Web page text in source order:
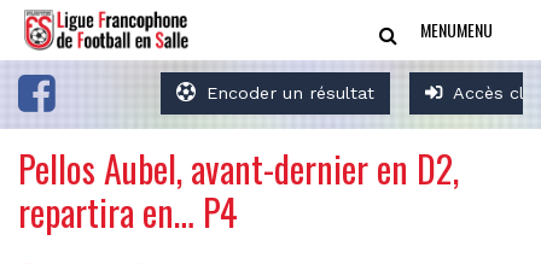
Encoder un résultat Accès
MENUMENU
Pellos Aubel, avant-dernier en D2,
repartira en… P4